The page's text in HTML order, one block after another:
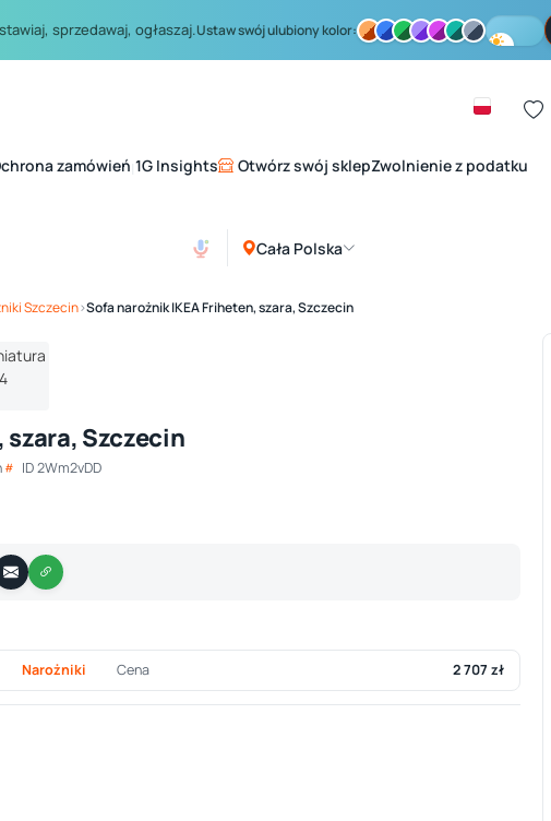
sprzedawaj, ogłaszaj.Ustaw swój ulubiony kolor:
zamówień 1G Insights Otwórz swój sklepZwolnienie z podatku
Cała Polska
Szczecin›Sofa narożnik IKEA Friheten, szara, Szczecin
1/ 4
szara, Szczecin
ID 2Wm2vDD
Narożniki Cena 2 707 zł